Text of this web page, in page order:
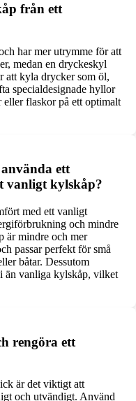
från ett
har mer utrymme för att
medan en dryckeskyl
att kyla drycker som öl,
specialdesignade hyllor
eller flaskor på ett optimalt
ett
vanligt kylskåp?
med ett vanligt
och mindre
är mindre och mer
passar perfekt för små
båtar. Dessutom
än vanliga kylskåp, vilket
rengöra ett
är det viktigt att
och utvändigt. Använd